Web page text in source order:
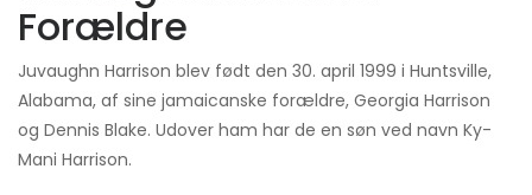
Forældre
Juvaughn Harrison blev født den 30. april 1999 i Huntsville,
Alabama, af sine jamaicanske forældre, Georgia Harrison
og Dennis Blake. Udover ham har de en søn ved navn Ky-
Mani Harrison.